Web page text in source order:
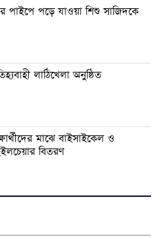
পাইপে পড়ে যাওয়া শিশু সাজিদকে
লাঠিখেলা অনুষ্ঠিত
মাঝে বাইসাইকেল ও
বিতরণ